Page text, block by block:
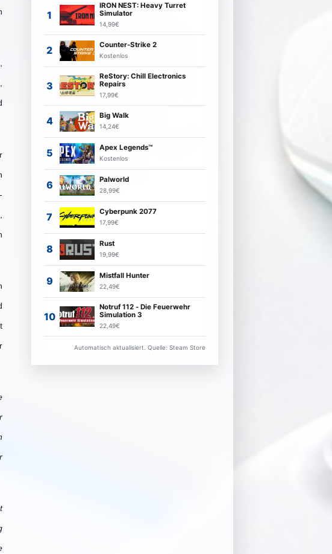
IRON NEST: Heavy Turret
Simulator
14,99€
Counter-Strike 2
Kostenlos
ReStory: Chill Electronics
Repairs
17,99€
Big Walk
14,24€
Apex Legends™
Kostenlos
Palworld
28,99€
Cyberpunk 2077
17,99€
Rust
19,99€
Mistfall Hunter
22,49€
Notruf 112 - Die Feuerwehr
Simulation 3
22,49€
Automatisch aktualisiert. Quelle: Steam Store